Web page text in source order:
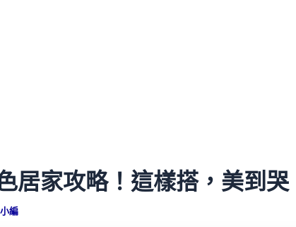
居家攻略！這樣搭，美到哭
編